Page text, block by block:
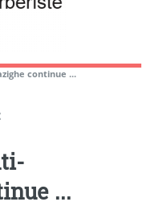
continue ...
...